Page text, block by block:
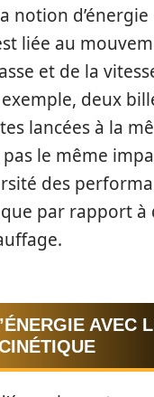
notion
liée au
et de la
deux
lancées à la
le même
des
par rapport à
AVEC